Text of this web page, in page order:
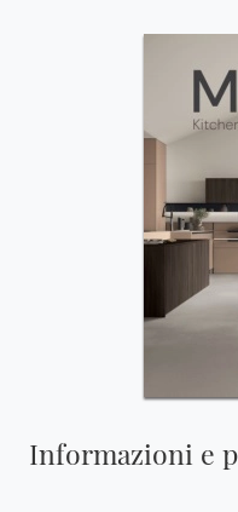
Informazioni e